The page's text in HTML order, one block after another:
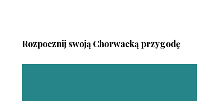
Rozpocznij swoją Chorwacką przygodę